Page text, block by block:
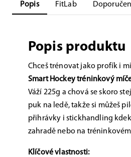
Popis FitLab
Popis produktu
Chceš trénovat jako profík i
Smart Hockey tréninkový
Váží 225g a chová se skoro
puk na ledě, takže si můžeš
přihrávky i stickhandling
zahradě nebo na
Klíčové vlastnosti: